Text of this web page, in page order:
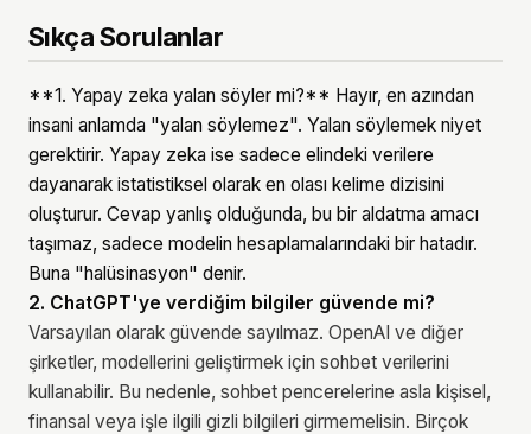
Sıkça Sorulanlar
**1. Yapay zeka yalan söyler mi?** Hayır, en azından
insani anlamda "yalan söylemez". Yalan söylemek niyet
gerektirir. Yapay zeka ise sadece elindeki verilere
dayanarak istatistiksel olarak en olası kelime dizisini
oluşturur. Cevap yanlış olduğunda, bu bir aldatma amacı
taşımaz, sadece modelin hesaplamalarındaki bir hatadır.
Buna "halüsinasyon" denir.
2. ChatGPT'ye verdiğim bilgiler güvende mi?
Varsayılan olarak güvende sayılmaz. OpenAI ve diğer
şirketler, modellerini geliştirmek için sohbet verilerini
kullanabilir. Bu nedenle, sohbet pencerelerine asla kişisel,
finansal veya işle ilgili gizli bilgileri girmemelisin. Birçok